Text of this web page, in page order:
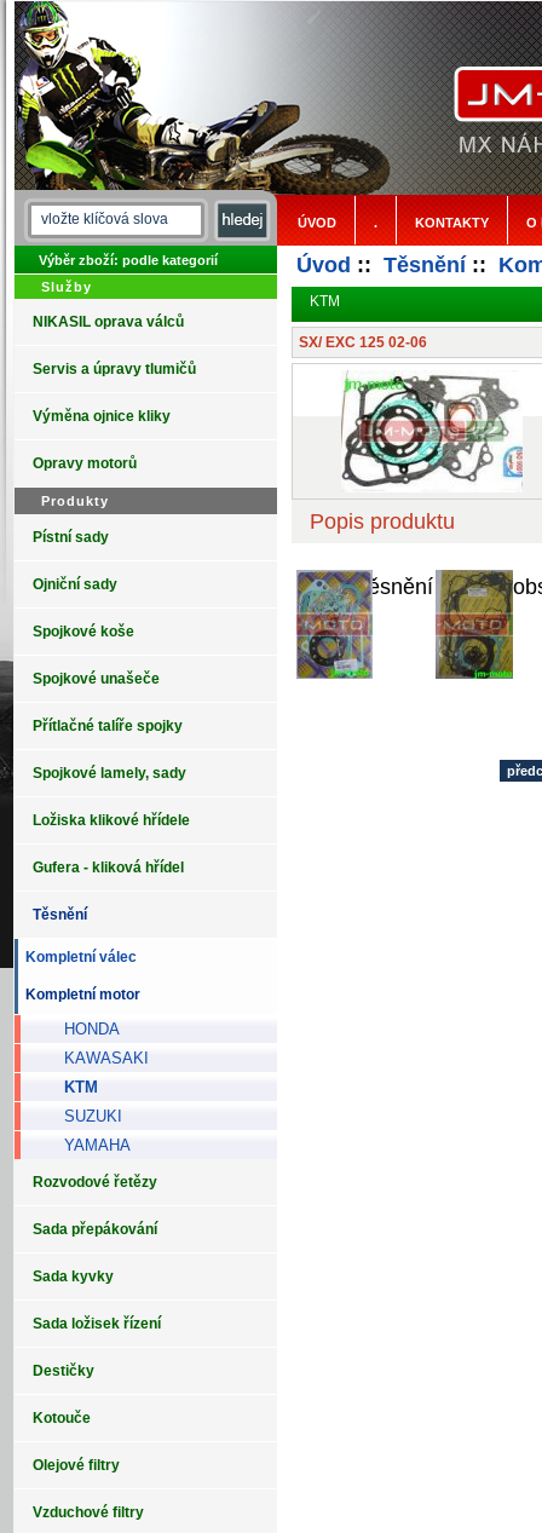
ÚVOD . KONTAKTY O
Výběr zboží: podle kategorií
Služby
NIKASIL oprava válců
Servis a úpravy tlumičů
Výměna ojnice kliky
Opravy motorů
Produkty
Pístní sady
Ojniční sady
Spojkové koše
Spojkové unašeče
Přítlačné talíře spojky
Spojkové lamely, sady
Ložiska klikové hřídele
Gufera - kliková hřídel
Těsnění
Kompletní válec
Kompletní motor
HONDA
KAWASAKI
KTM
SUZUKI
YAMAHA
Rozvodové řetězy
Sada přepákování
Sada kyvky
Sada ložisek řízení
Destičky
Kotouče
Olejové filtry
Vzduchové filtry
Úvod :: Těsnění::
KTM
SX/ EXC 125 02-06
Popis produktu
Sada těsnění motoru